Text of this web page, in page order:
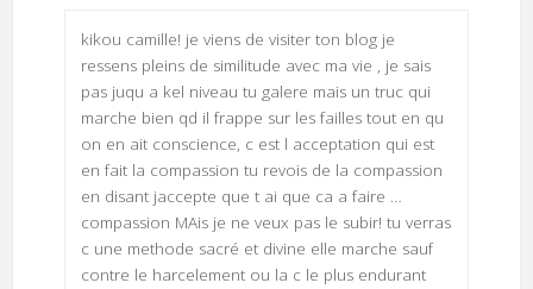
kikou camille! je viens de visiter ton blog je
ressens pleins de similitude avec ma vie , je sais
pas juqu a kel niveau tu galere mais un truc qui
marche bien qd il frappe sur les failles tout en qu
on en ait conscience, c est l acceptation qui est
en fait la compassion tu revois de la compassion
en disant jaccepte que t ai que ca a faire …
compassion MAis je ne veux pas le subir! tu verras
c une methode sacré et divine elle marche sauf
contre le harcelement ou la c le plus endurant